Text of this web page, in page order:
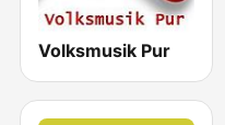
Volksmusik Pur